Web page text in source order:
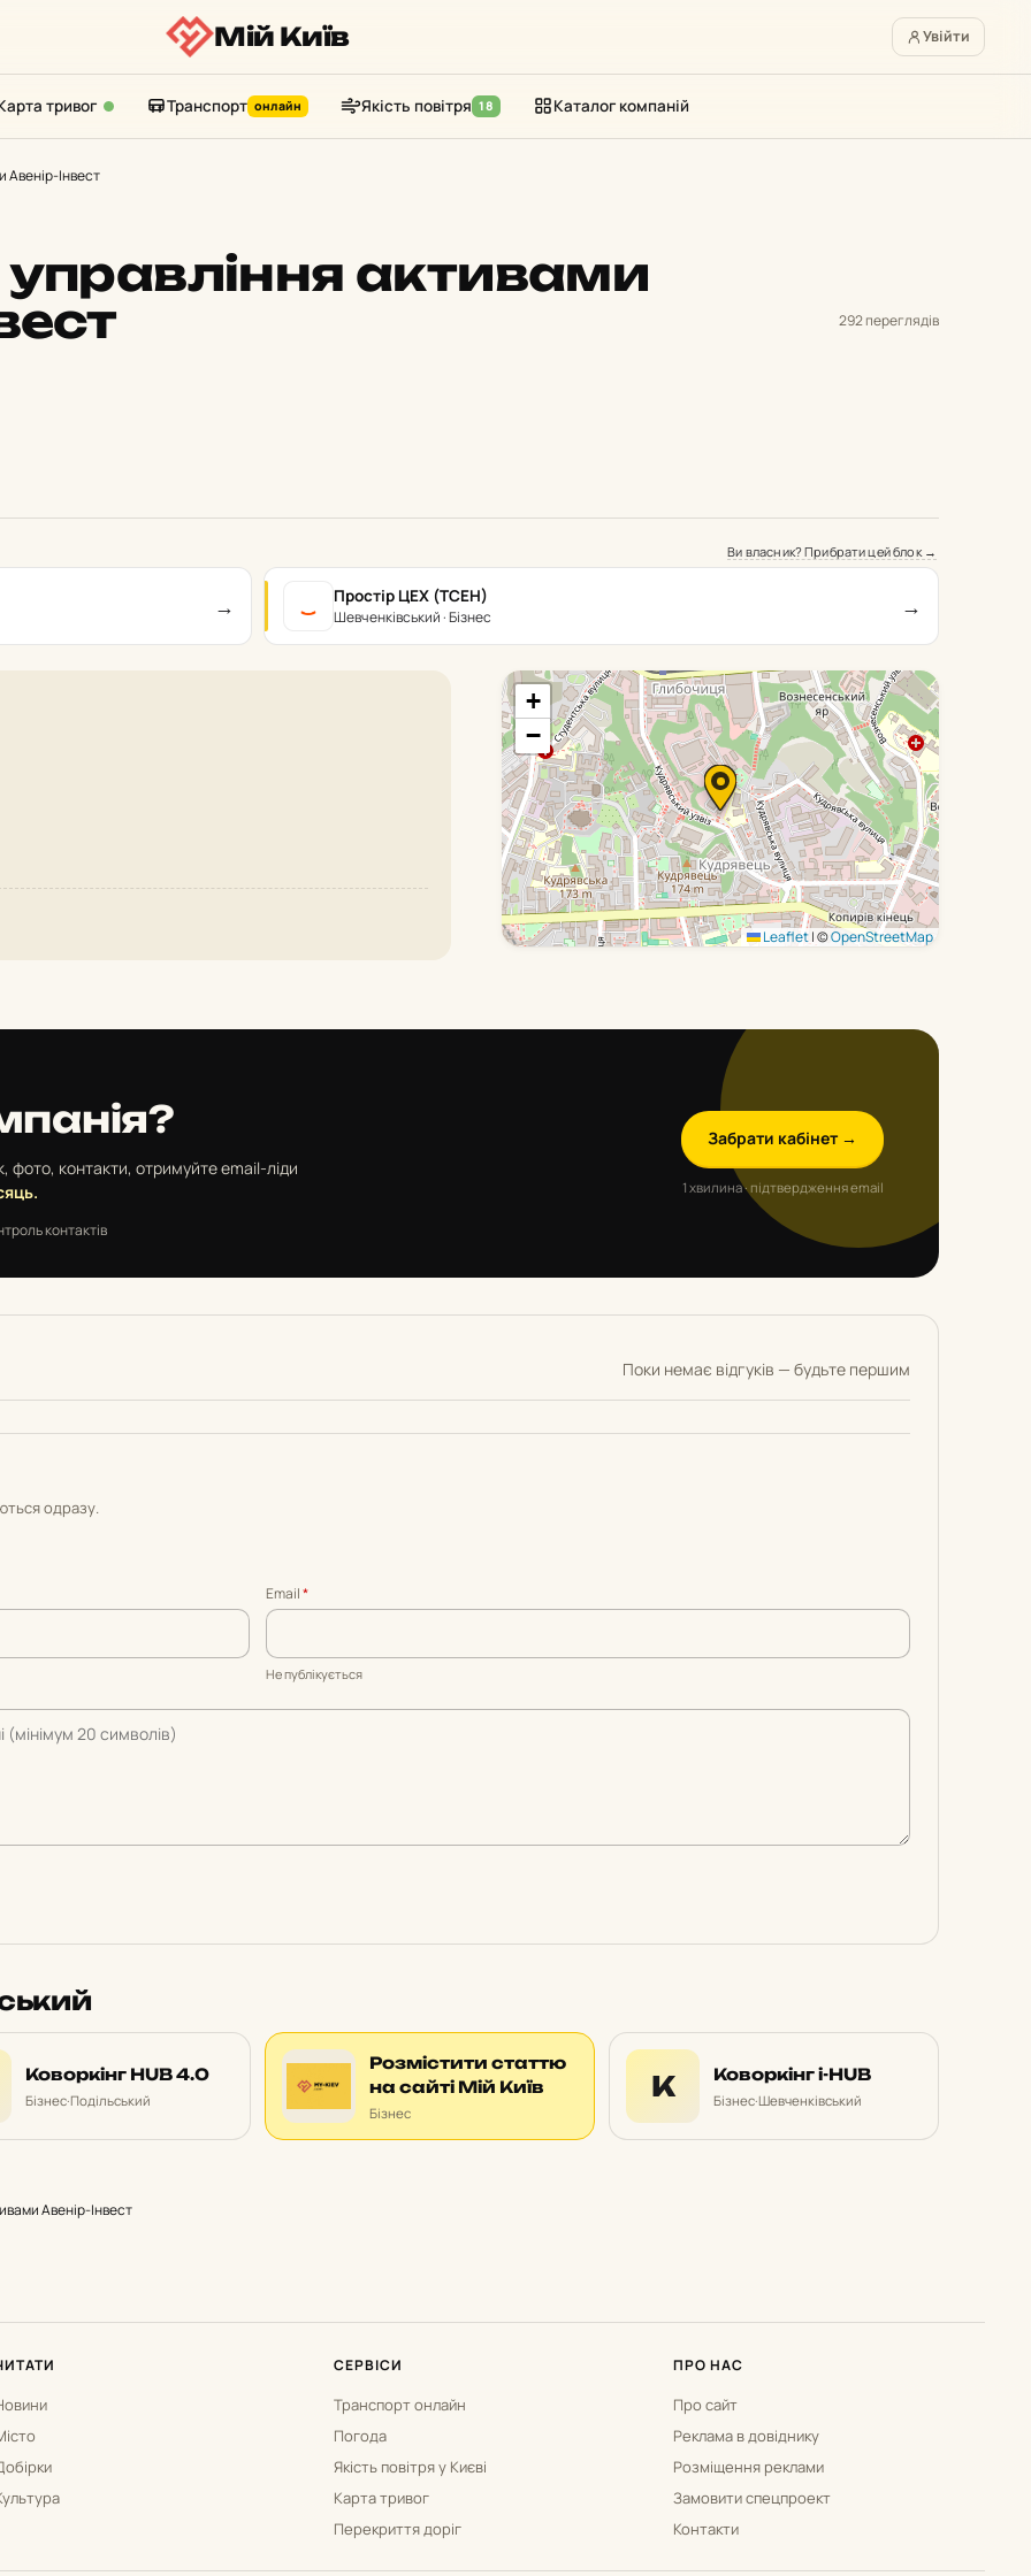
Мій Київ Увійти
тривог Транспорт онлайн Якість повітря 18 Каталог компаній
Авенір-Інвест
активами
292 переглядів
Ви власник? Прибрати цей блок →
→ Простір ЦЕХ (TCEH)
Шевченківський · Бізнес →
+
−
Leaflet|©OpenStreetMap
фото, контакти, отримуйте email-ліди
контактів
Забрати кабінет →
1 хвилина · підтвердження email
Поки немає відгуків — будьте першим
одразу.
Email*
Не публікується
Коворкінг HUB 4.0
Бізнес·Подільський
Розмістити статтю
на сайті Мій Київ
Бізнес
К Коворкінг i-HUB
Бізнес·Шевченківський
Авенір-Інвест
СЕРВІСИ
Транспорт онлайн
Погода
Якість повітря у Києві
Карта тривог
Перекриття доріг
ПРО НАС
Про сайт
Реклама в довіднику
Розміщення реклами
Замовити спецпроект
Контакти